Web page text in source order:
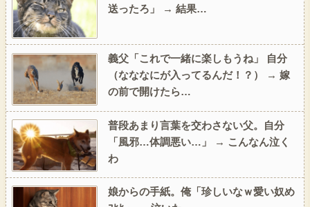
送ったろ」 → 結果…
義父「これで一緒に楽しもうね」 自分
（なななにが入ってるんだ！？） → 嫁
の前で開けたら…
普段あまり言葉を交わさない父。自分
「風邪…体調悪い…」 → こんなん泣く
わ
娘からの手紙。俺「珍しいなｗ愛い奴め